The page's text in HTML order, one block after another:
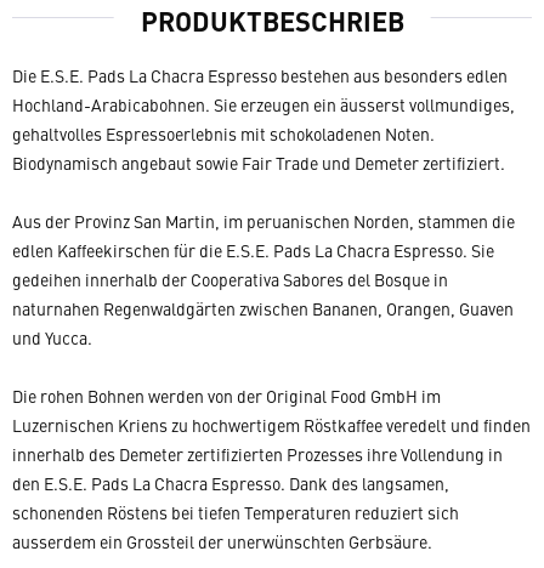
PRODUKTBESCHRIEB
Die E.S.E. Pads La Chacra Espresso bestehen aus besonders edlen
Hochland-Arabicabohnen. Sie erzeugen ein äusserst vollmundiges,
gehaltvolles Espressoerlebnis mit schokoladenen Noten.
Biodynamisch angebaut sowie Fair Trade und Demeter zertifiziert.
Aus der Provinz San Martin, im peruanischen Norden, stammen die
edlen Kaffeekirschen für die E.S.E. Pads La Chacra Espresso. Sie
gedeihen innerhalb der Cooperativa Sabores del Bosque in
naturnahen Regenwaldgärten zwischen Bananen, Orangen, Guaven
und Yucca.
Die rohen Bohnen werden von der Original Food GmbH im
Luzernischen Kriens zu hochwertigem Röstkaffee veredelt und finden
innerhalb des Demeter zertifizierten Prozesses ihre Vollendung in
den E.S.E. Pads La Chacra Espresso. Dank des langsamen,
schonenden Röstens bei tiefen Temperaturen reduziert sich
ausserdem ein Grossteil der unerwünschten Gerbsäure.